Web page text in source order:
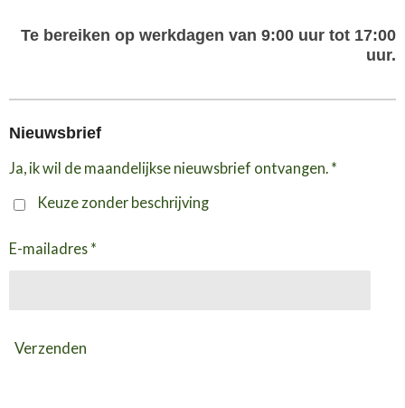
Te bereiken op werkdagen van 9:00 uur tot 17:00
uur.
Nieuwsbrief
Ja, ik wil de maandelijkse nieuwsbrief ontvangen. *
Keuze zonder beschrijving
E-mailadres *
Verzenden